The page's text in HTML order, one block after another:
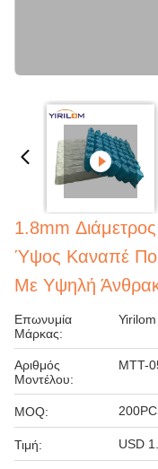
1.8mm
Ύψος Καναπέ
Με Υψηλή
Επωνυμία
Μάρκας:
Yirilom
Αριθμός
Μοντέλου:
MTT-
MOQ:
Τιμή: USD